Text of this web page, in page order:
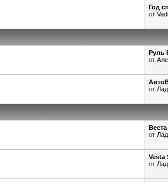
Год
от
Руль
от
от
от
Vesta
от